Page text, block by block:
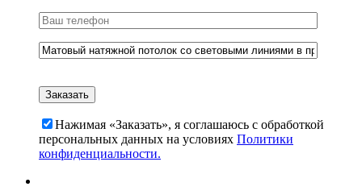
Нажимая «Заказать», я соглашаюсь c обработкой
персональных данных на условиях Политики
конфиденциальности.